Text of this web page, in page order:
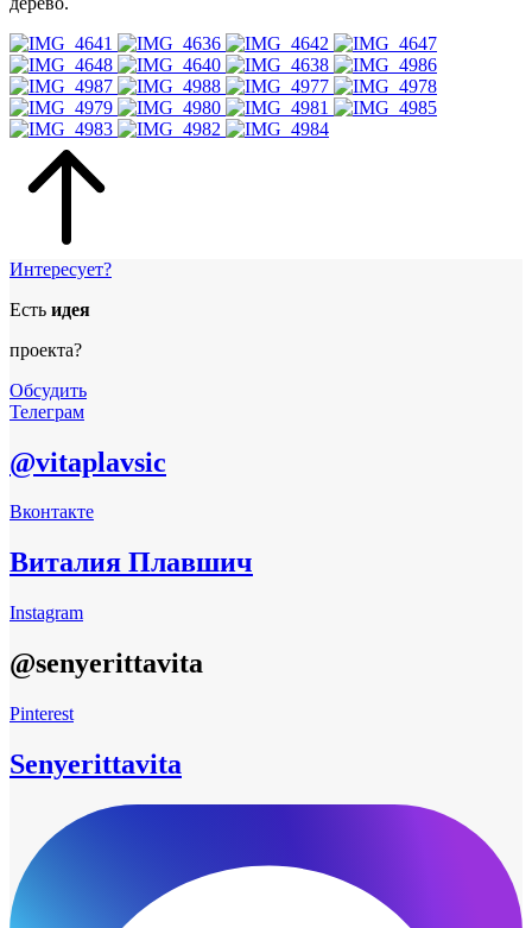
Интересует?
Есть идея
проекта?
Обсудить
Телеграм
@vitaplavsic
Вконтакте
Виталия Плавшич
Instagram
@senyerittavita
Pinterest
Senyerittavita